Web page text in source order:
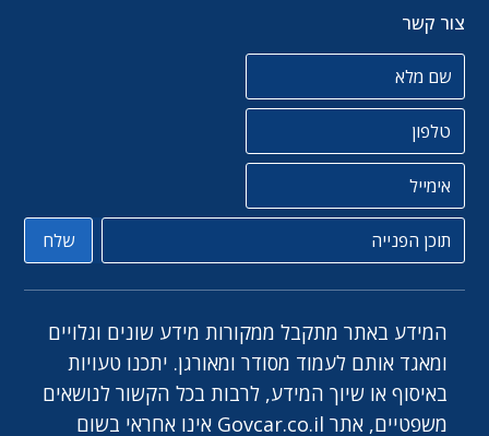
צור קשר
טלפון
שלח
המידע באתר מתקבל ממקורות מידע שונים וגלויים
ומאגד אותם לעמוד מסודר ומאורגן. יתכנו טעויות
באיסוף או שיוך המידע, לרבות בכל הקשור לנושאים
משפטיים, אתר Govcar.co.il אינו אחראי בשום